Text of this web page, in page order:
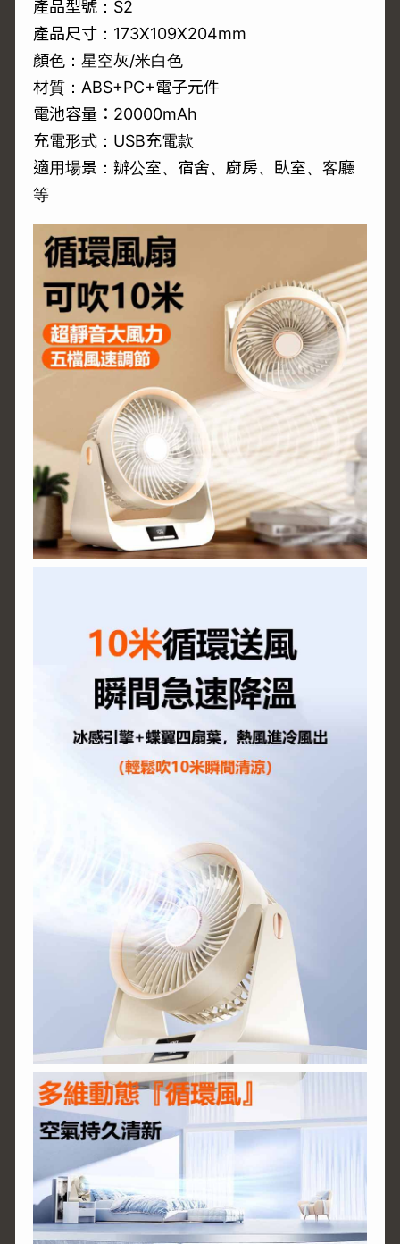
產品型號：S2
產品尺寸：173X109X204mm
顏色：星空灰/米白色
材質：ABS+PC+電子元件
電池容量：20000mAh
充電形式：USB充電款
適用場景：辦公室、宿舍、廚房、臥室、客廳
等